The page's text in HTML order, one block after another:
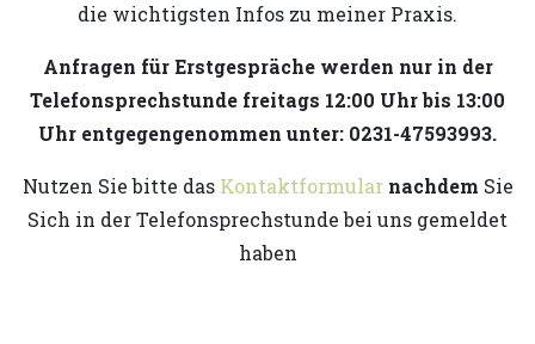
die wichtigsten Infos zu meiner Praxis.
Anfragen für Erstgespräche werden nur in der
Telefonsprechstunde freitags 12:00 Uhr bis 13:00
Uhr entgegengenommen unter: 0231-47593993.
Nutzen Sie bitte das Kontaktformular nachdem Sie
Sich in der Telefonsprechstunde bei uns gemeldet
haben